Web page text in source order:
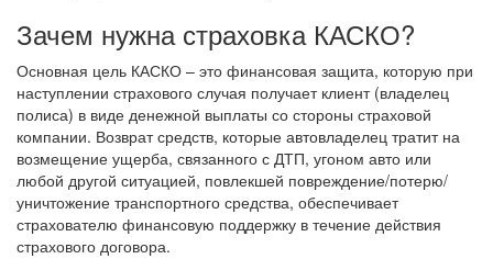
Зачем нужна страховка КАСКО?
Основная цель КАСКО – это финансовая защита, которую при
наступлении страхового случая получает клиент (владелец
полиса) в виде денежной выплаты со стороны страховой
компании. Возврат средств, которые автовладелец тратит на
возмещение ущерба, связанного с ДТП, угоном авто или
любой другой ситуацией, повлекшей повреждение/потерю/
уничтожение транспортного средства, обеспечивает
страхователю финансовую поддержку в течение действия
страхового договора.